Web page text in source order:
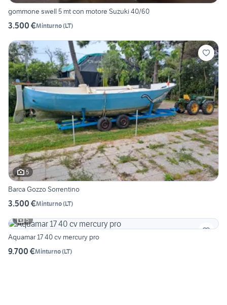
gommone swell 5 mt con motore Suzuki 40/60
3.500 €Minturno(LT)
5
Barca Gozzo Sorrentino
3.500 €Minturno(LT)
5
Aquamar 17 40 cv mercury pro
9.700 €Minturno(LT)